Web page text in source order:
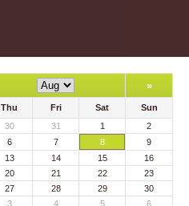
»
Thu Fri Sat
Sun
30 31 1
2
6 7 8
9
13 14 15
16
20 21 22
23
27 28 29
30
3 4 5 6